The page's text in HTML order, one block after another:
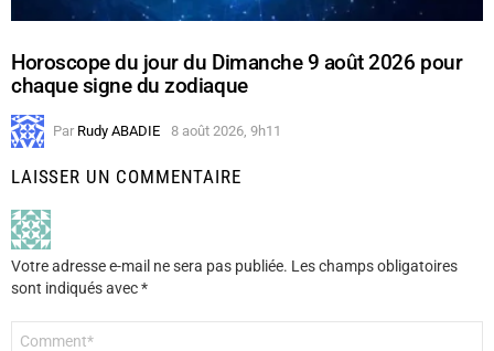
Horoscope du jour du Dimanche 9 août 2026 pour
chaque signe du zodiaque
Par Rudy ABADIE 8 août 2026, 9h11
LAISSER UN COMMENTAIRE
Votre adresse e-mail ne sera pas publiée. Les champs obligatoires
sont indiqués avec*